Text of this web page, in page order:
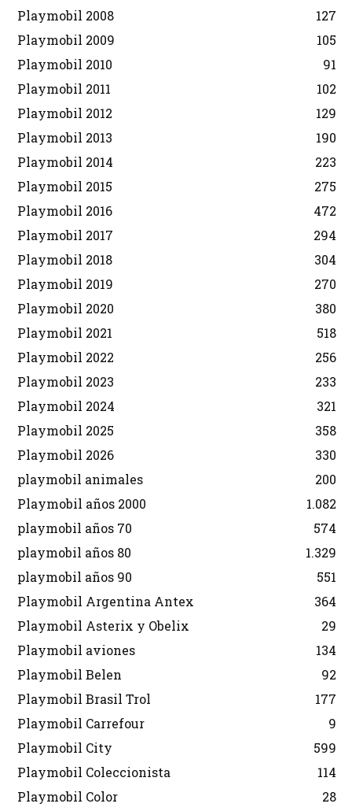
Playmobil 2008
127
Playmobil 2009
105
Playmobil 2010
91
Playmobil 2011
102
Playmobil 2012
129
Playmobil 2013
190
Playmobil 2014
223
Playmobil 2015
275
Playmobil 2016
472
Playmobil 2017
294
Playmobil 2018
304
Playmobil 2019
270
Playmobil 2020
380
Playmobil 2021
518
Playmobil 2022
256
Playmobil 2023
233
Playmobil 2024
321
Playmobil 2025
358
Playmobil 2026
330
playmobil animales
200
Playmobil años 2000
1.082
playmobil años 70
574
playmobil años 80
1.329
playmobil años 90
551
Playmobil Argentina Antex
364
Playmobil Asterix y Obelix
29
Playmobil aviones
134
Playmobil Belen
92
Playmobil Brasil Trol
177
Playmobil Carrefour
9
Playmobil City
599
Playmobil Coleccionista
114
Playmobil Color
28